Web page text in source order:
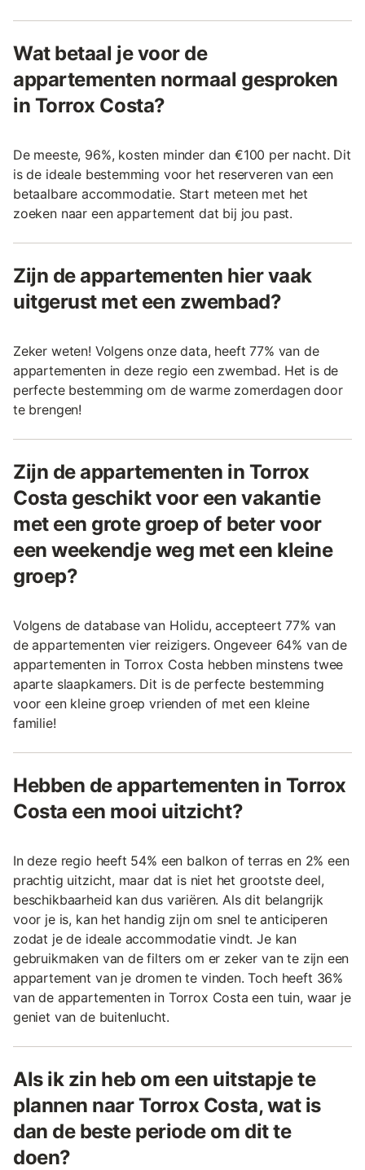
Wat betaal je voor de
appartementen normaal gesproken
in Torrox Costa?
De meeste, 96%, kosten minder dan €100 per nacht. Dit
is de ideale bestemming voor het reserveren van een
betaalbare accommodatie. Start meteen met het
zoeken naar een appartement dat bij jou past.
Zijn de appartementen hier vaak
uitgerust met een zwembad?
Zeker weten! Volgens onze data, heeft 77% van de
appartementen in deze regio een zwembad. Het is de
perfecte bestemming om de warme zomerdagen door
te brengen!
Zijn de appartementen in Torrox
Costa geschikt voor een vakantie
met een grote groep of beter voor
een weekendje weg met een kleine
groep?
Volgens de database van Holidu, accepteert 77% van
de appartementen vier reizigers. Ongeveer 64% van de
appartementen in Torrox Costa hebben minstens twee
aparte slaapkamers. Dit is de perfecte bestemming
voor een kleine groep vrienden of met een kleine
familie!
Hebben de appartementen in Torrox
Costa een mooi uitzicht?
In deze regio heeft 54% een balkon of terras en 2% een
prachtig uitzicht, maar dat is niet het grootste deel,
beschikbaarheid kan dus variëren. Als dit belangrijk
voor je is, kan het handig zijn om snel te anticiperen
zodat je de ideale accommodatie vindt. Je kan
gebruikmaken van de filters om er zeker van te zijn een
appartement van je dromen te vinden. Toch heeft 36%
van de appartementen in Torrox Costa een tuin, waar je
geniet van de buitenlucht.
Als ik zin heb om een uitstapje te
plannen naar Torrox Costa, wat is
dan de beste periode om dit te
doen?